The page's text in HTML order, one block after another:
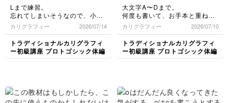
Lまで練習。
忘れてしまいそうなので、小文
字も一通り書きました。
写真の都合で全体が入らないで
すね、難しい､､､
カリグラフィー 2026/07/14
トラディショナルカリグラフィ
ー初級講座 プロトゴシック体編
大文字A〜Dまで。
何度も書いて、お手本と重ねて
みたときにピッタリだと嬉し
い！
ペンの角度に逆らわないという
か、角度を維持して形を取ると
上手くいく感じがします。
カリグラフィー 2026/07/10
トラディショナルカリグラフィ
ー初級講座 プロトゴシック体編